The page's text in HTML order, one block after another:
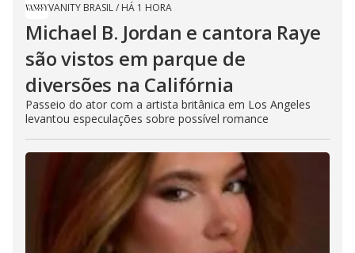
VANITY BRASIL/ HÁ 1 HORA
Michael B. Jordan e cantora Raye
são vistos em parque de
diversões na Califórnia
Passeio do ator com a artista britânica em Los Angeles
levantou especulações sobre possível romance